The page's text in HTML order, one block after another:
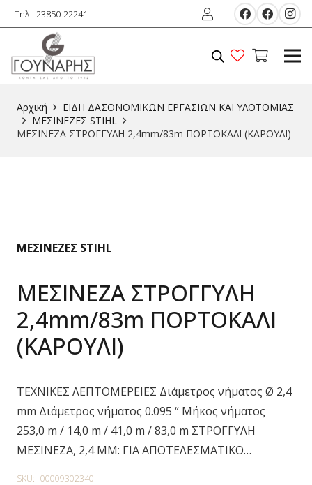
Τηλ.: 23850-22241
Αρχική
ΕIΔΗ ΔΑΣΟΝΟΜΙΚΩΝ ΕΡΓΑΣΙΩΝ ΚΑΙ ΥΛΟΤΟΜIΑΣ
ΜΕΣΙΝΕΖΕΣ STIHL
ΜΕΣΙΝΕΖΑ ΣΤΡΟΓΓΥΛΗ 2,4mm/83m ΠΟΡΤΟΚΑΛΙ (ΚΑΡΟΥΛΙ)
ΜΕΣΙΝΕΖΕΣ STIHL
ΜΕΣΙΝΕΖΑ ΣΤΡΟΓΓΥΛΗ
2,4mm/83m ΠΟΡΤΟΚΑΛΙ
(ΚΑΡΟΥΛΙ)
ΤΕΧΝΙΚΕΣ ΛΕΠΤΟΜΕΡΕΙΕΣ Διάμετρος νήματος Ø 2,4
mm Διάμετρος νήματος 0.095 “ Μήκος νήματος
253,0 m / 14,0 m / 41,0 m / 83,0 m ΣΤΡΟΓΓΥΛΗ
ΜΕΣΙΝΕΖΑ, 2,4 MM: ΓΙΑ ΑΠΟΤΕΛΕΣΜΑΤΙΚΟ…
SKU: 00009302340